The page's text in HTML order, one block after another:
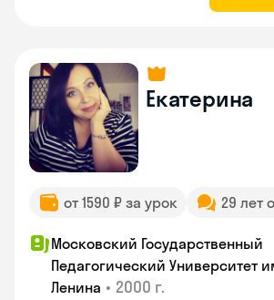
Екатерина
от 1590 ₽ за урок 29 лет
Московский Государственный
Педагогический Университет
Ленина • 2000 г.